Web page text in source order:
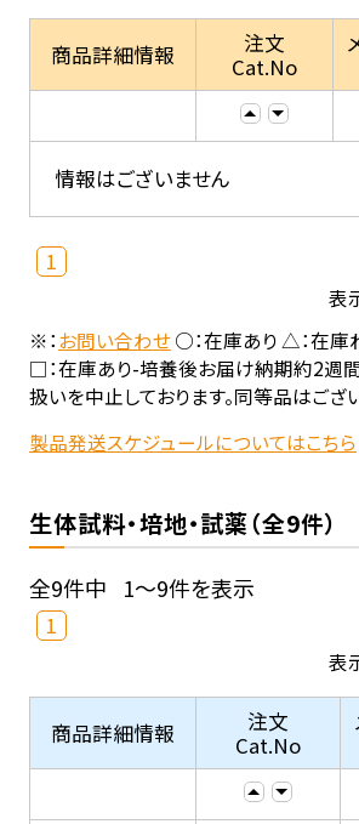
商品詳細情報
注文
Cat.No
情報はございません
1
表
※：お問い合わせ○：在庫あり △：在庫
□：在庫あり-培養後お届け納期約2週
扱いを中止しております。同等品はござ
製品発送スケジュールについてはこちら
生体試料・培地・試薬（全9件）
全9件中 1～9件を表示
1
表
商品詳細情報
注文
Cat.No